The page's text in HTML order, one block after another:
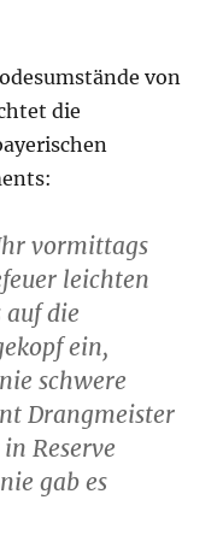
von
die
vormittags
leichten
auf die
ein,
schwere
Drangmeister
Reserve
gab es